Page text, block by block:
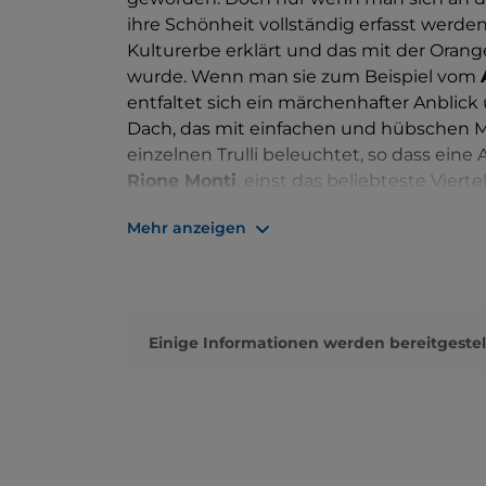
ihre Schönheit vollständig erfasst
Kulturerbe erklärt und das mit der
wurde. Wenn man sie zum Beispiel vom
entfaltet sich ein märchenhafter Anblick
Dach, das mit einfachen und hübschen
einzelnen Trulli beleuchtet, so dass eine
Rione Monti , einst das beliebteste
zum Largo Martellotta und erreicht von
befindet sich der größteTrullo von
einzige mit zwei Stockwerken und
Mehr anzeigen
Einige Informationen werden